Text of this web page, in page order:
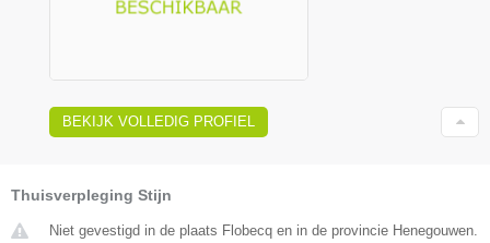
BEKIJK VOLLEDIG PROFIEL
Thuisverpleging Stijn
Niet gevestigd in de plaats Flobecq en in de provincie Henegouwen.